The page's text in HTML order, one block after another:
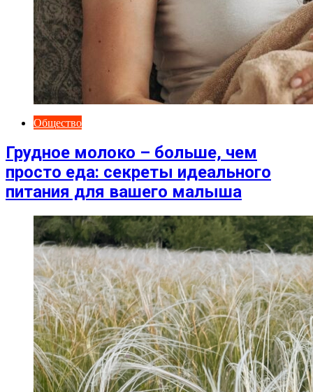
Общество
Грудное молоко – больше, чем
просто еда: секреты идеального
питания для вашего малыша